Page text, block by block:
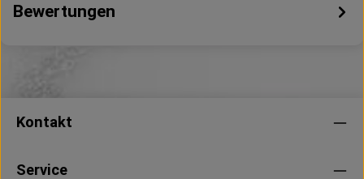
Bewertungen
Kontakt
Service